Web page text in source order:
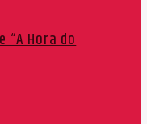
“A Hora do